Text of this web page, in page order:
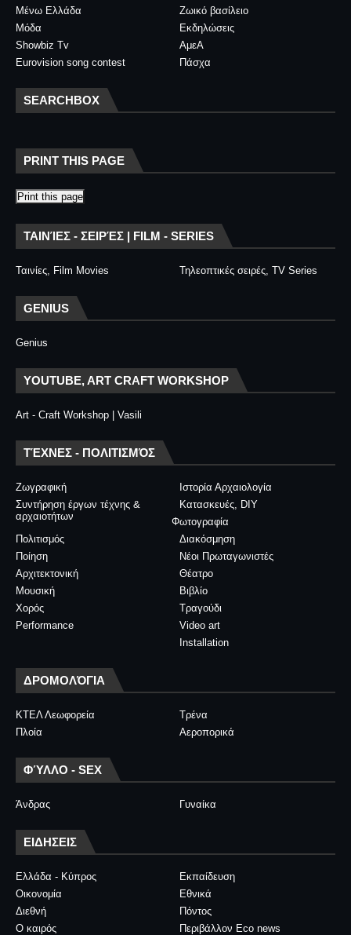
Μένω Ελλάδα
Ζωικό βασίλειο
Μόδα
Εκδηλώσεις
Showbiz Tv
ΑμεΑ
Eurovision song contest
Πάσχα
SEARCHBOX
PRINT THIS PAGE
Print this page
ΤΑΙΝΊΕΣ - ΣΕΙΡΈΣ | FILM - SERIES
Ταινίες, Film Movies Τηλεοπτικές σειρές, TV Series
GENIUS
Genius
YOUTUBE, ART CRAFT WORKSHOP
Art - Craft Workshop | Vasili
ΤΈΧΝΕΣ - ΠΟΛΙΤΙΣΜΌΣ
Ζωγραφική
Ιστορία Αρχαιολογία
Συντήρηση έργων τέχνης &
αρχαιοτήτων
Κατασκευές, DIY
Φωτογραφία
Διακόσμηση
Πολιτισμός
Νέοι Πρωταγωνιστές
Ποίηση
Θέατρο
Αρχιτεκτονική
Βιβλίο
Μουσική
Τραγούδι
Χορός
Video art
Performance
Installation
ΔΡΟΜΟΛΌΓΙΑ
ΚΤΕΛ Λεωφορεία
Τρένα
Πλοία
Αεροπορικά
ΦΎΛΛΟ - SEX
Άνδρας Γυναίκα
ΕΙΔΗΣΕΙΣ
Ελλάδα - Κύπρος
Εκπαίδευση
Οικονομία
Εθνικά
Διεθνή
Πόντος
Ο καιρός
Περιβάλλον Eco news